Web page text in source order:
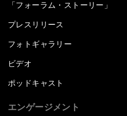
「フォーラム・ストーリー」
プレスリリース
フォトギャラリー
ビデオ
ポッドキャスト
エンゲージメント